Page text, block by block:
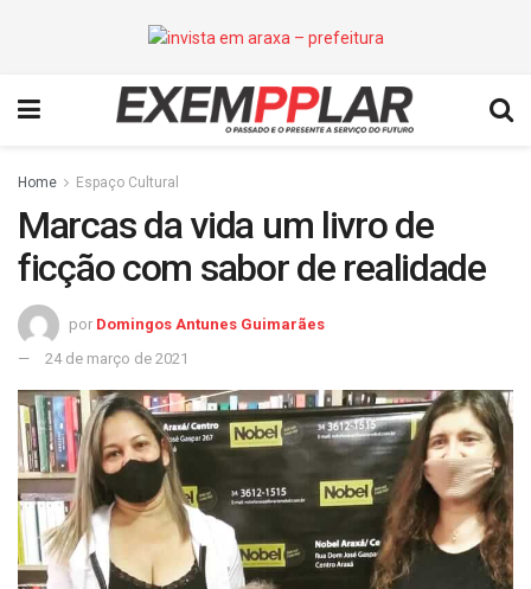
Home Espaço Cultural
Marcas da vida um livro de
ficção com sabor de realidade
por Domingos Antunes Guimarães
24 de março de 2021